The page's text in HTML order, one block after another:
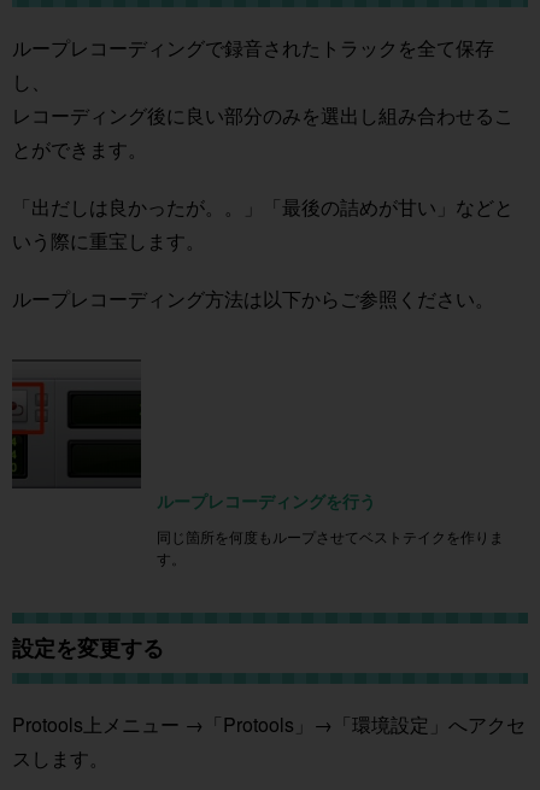
ループレコーディングで録音されたトラックを全て保存
し、
レコーディング後に良い部分のみを選出し組み合わせるこ
とができます。
「出だしは良かったが。。」「最後の詰めが甘い」などと
いう際に重宝します。
ループレコーディング方法は以下からご参照ください。
ループレコーディングを行う
同じ箇所を何度もループさせてベストテイクを作りま
す。
設定を変更する
Protools上メニュー →「Protools」→「環境設定」へアクセ
スします。